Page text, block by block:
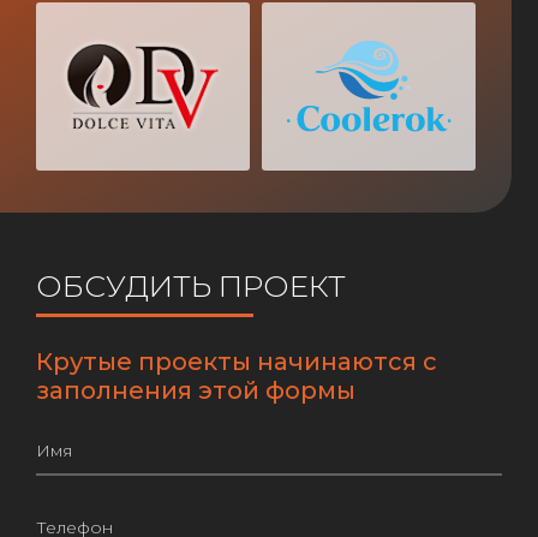
ОБСУДИТЬ ПРОЕКТ
Крутые проекты начинаются с
заполнения этой формы